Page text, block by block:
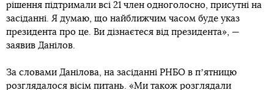
рішення підтримали всі 21 член одноголосно, присутні на
засіданні. Я думаю, що найближчим часом буде указ
президента про це. Ви дізнаєтеся від президента», —
заявив Данілов.
За словами Данілова, на засіданні РНБО в пʼятницю
розглядалося вісім питань. «Ми також розглядали